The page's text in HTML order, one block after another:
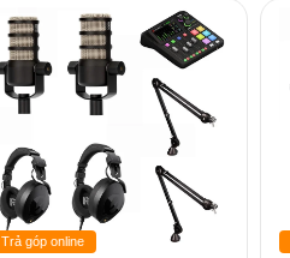
Trả góp online